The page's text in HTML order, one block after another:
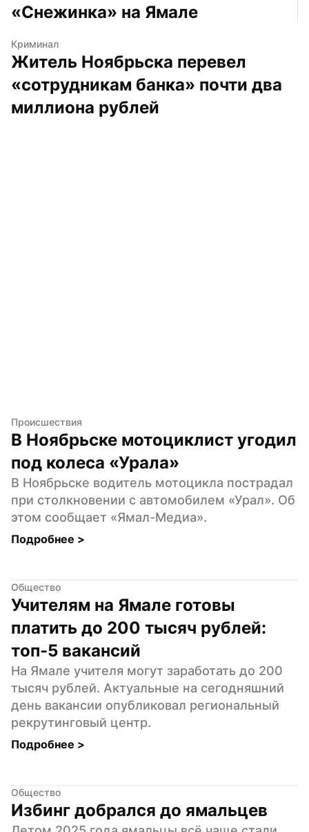
«Снежинка» на Ямале
Криминал
Житель Ноябрьска перевел
«сотрудникам банка» почти два
миллиона рублей
Происшествия
В Ноябрьске мотоциклист угодил
под колеса «Урала»
В Ноябрьске водитель мотоцикла пострадал
при столкновении с автомобилем «Урал». Об
этом сообщает «Ямал-Медиа».
Подробнее >
Общество
Учителям на Ямале готовы
платить до 200 тысяч рублей:
топ-5 вакансий
На Ямале учителя могут заработать до 200
тысяч рублей. Актуальные на сегодняшний
день вакансии опубликовал региональный
рекрутинговый центр.
Подробнее >
Общество
Избинг добрался до ямальцев